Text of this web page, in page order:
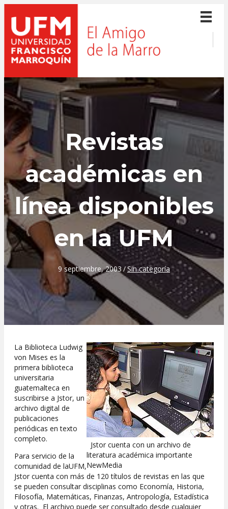
Revistas
académicas en
línea disponibles
en la UFM
9 septiembre, 2003 /Sin categoría
Jstor cuenta con un archivo de
literatura académica importante
NewMedia
La Biblioteca Ludwig
von Mises es la
primera biblioteca
universitaria
guatemalteca en
suscribirse a Jstor, un
archivo digital de
publicaciones
periódicas en texto
completo.
Para servicio de la
comunidad de laUFM,
Jstor cuenta con más de 120 títulos de revistas en las que
se pueden consultar disciplinas como Economía, Historia,
Filosofía, Matemáticas, Finanzas, Antropología, Estadística
y otras. El archivo puede ser consultado desde cualquier